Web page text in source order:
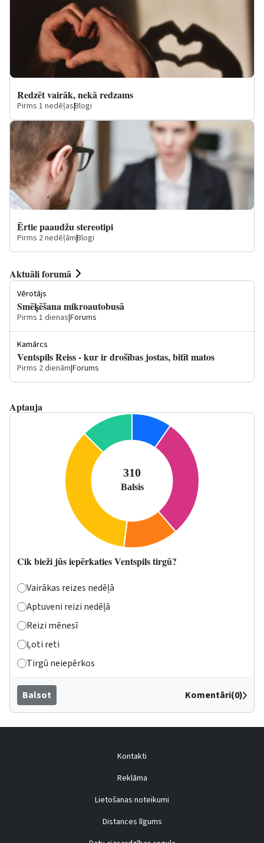
Redzēt vairāk, nekā redzams
Pirms 1 nedēļas|Blogi
Ērtie paaudžu stereotipi
Pirms 2 nedēļām|Blogi
Aktuāli forumā
Vērotājs
Smēķēšana mikroautobusā
Pirms 1 dienas|Forums
Kamārcs
Ventspils Reiss - kur ir drošības jostas, bitīt matos
Pirms 2 dienām|Forums
Aptauja
Cik bieži jūs iepērkaties Ventspils tirgū?
Vairākas reizes nedēļā
Aptuveni reizi nedēļā
Reizi mēnesī
Ļoti reti
Tirgū neiepērkos
Balsot Komentāri(0)
Kontakti
Reklāma
Lietošanas noteikumi
Distances līgums